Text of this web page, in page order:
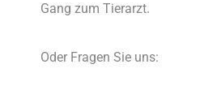
Gang zum Tierarzt.
Oder Fragen Sie uns: